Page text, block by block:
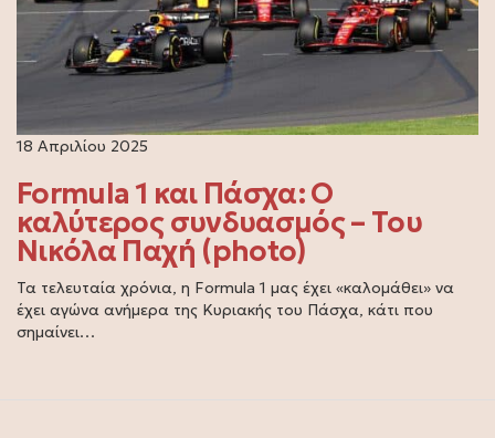
18 Απριλίου 2025
Formula 1 και Πάσχα: Ο
καλύτερος συνδυασμός – Του
Νικόλα Παχή (photo)
Τα τελευταία χρόνια, η Formula 1 μας έχει «καλομάθει» να
έχει αγώνα ανήμερα της Κυριακής του Πάσχα, κάτι που
σημαίνει…